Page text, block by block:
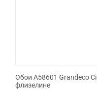
Обои A58601 Grandeco
флизелине